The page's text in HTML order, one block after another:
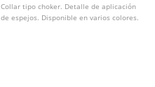
Collar tipo choker. Detalle de aplicación
de espejos. Disponible en varios colores.